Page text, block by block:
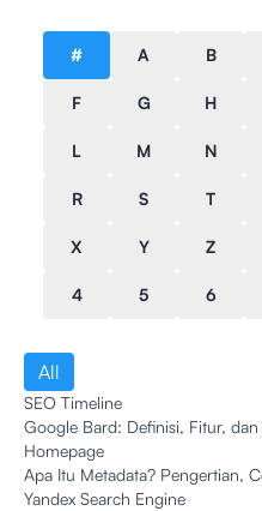
# A B
F G H
L M N
R S T
X Y Z
4 5 6
All
SEO Timeline
Google Bard: Definisi, Fitur,
Homepage
Apa Itu Metadata? Pengertian,
Yandex Search Engine